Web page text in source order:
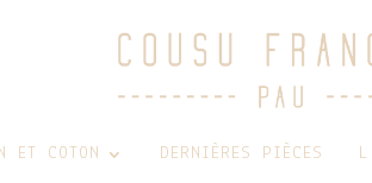
ET COTON DERNIÈRES PIÈCES